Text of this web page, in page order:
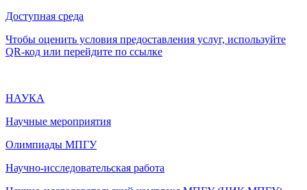
Доступная среда
Чтобы оценить условия предоставления услуг, используйте
QR-код или перейдите по ссылке
НАУКА
Научные мероприятия
Олимпиады МПГУ
Научно-исследовательская работа